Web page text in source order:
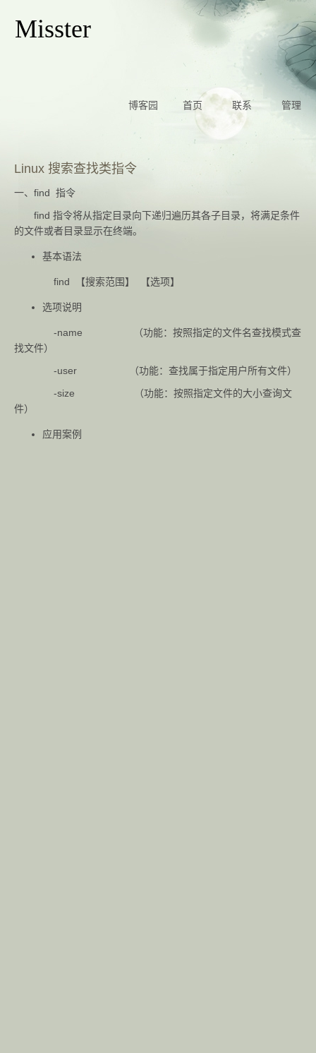
Misster
博客园 首页 联系 管理
Linux 搜索查找类指令
一、find 指令
find 指令将从指定目录向下递归遍历其各子目录，将满足条件
的文件或者目录显示在终端。
基本语法
find 【搜索范围】 【选项】
选项说明
-name （功能：按照指定的文件名查找模式查
找文件）
-user （功能：查找属于指定用户所有文件）
-size （功能：按照指定文件的大小查询文
件）
应用案例